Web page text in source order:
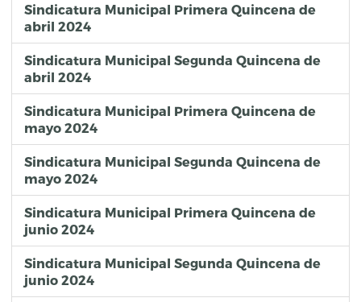
Sindicatura Municipal Primera Quincena de
abril 2024
Sindicatura Municipal Segunda Quincena de
abril 2024
Sindicatura Municipal Primera Quincena de
mayo 2024
Sindicatura Municipal Segunda Quincena de
mayo 2024
Sindicatura Municipal Primera Quincena de
junio 2024
Sindicatura Municipal Segunda Quincena de
junio 2024